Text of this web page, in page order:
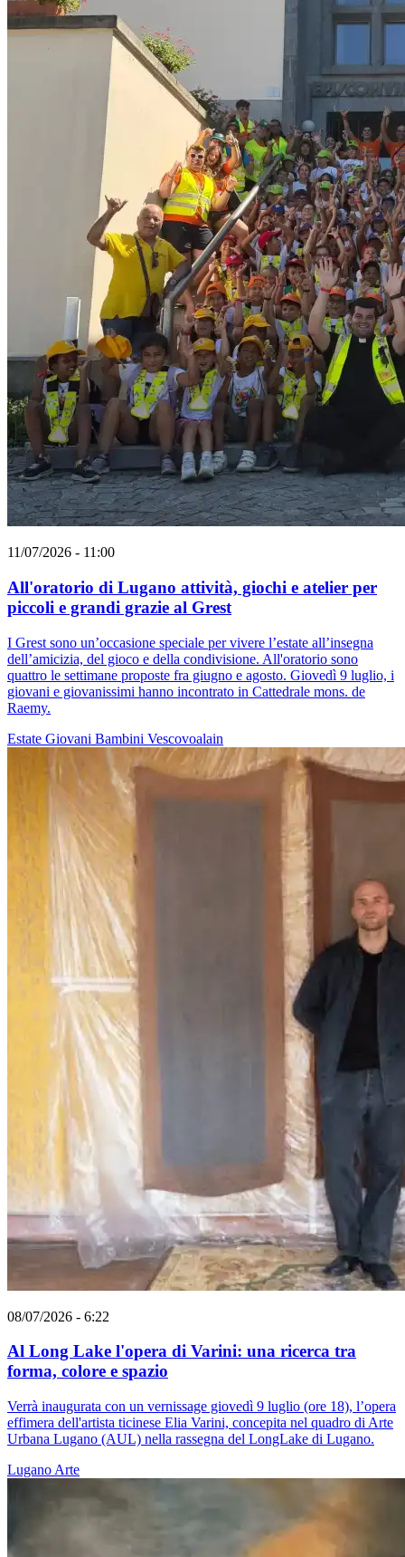
11/07/2026 - 11:00
All'oratorio di Lugano attività, giochi e atelier per
piccoli e grandi grazie al Grest
I Grest sono un’occasione speciale per vivere l’estate all’insegna
dell’amicizia, del gioco e della condivisione. All'oratorio sono
quattro le settimane proposte fra giugno e agosto. Giovedì 9 luglio, i
giovani e giovanissimi hanno incontrato in Cattedrale mons. de
Raemy.
Estate Giovani Bambini Vescovoalain
08/07/2026 - 6:22
Al Long Lake l'opera di Varini: una ricerca tra
forma, colore e spazio
Verrà inaugurata con un vernissage giovedì 9 luglio (ore 18), l’opera
effimera dell'artista ticinese Elia Varini, concepita nel quadro di Arte
Urbana Lugano (AUL) nella rassegna del LongLake di Lugano.
Lugano Arte